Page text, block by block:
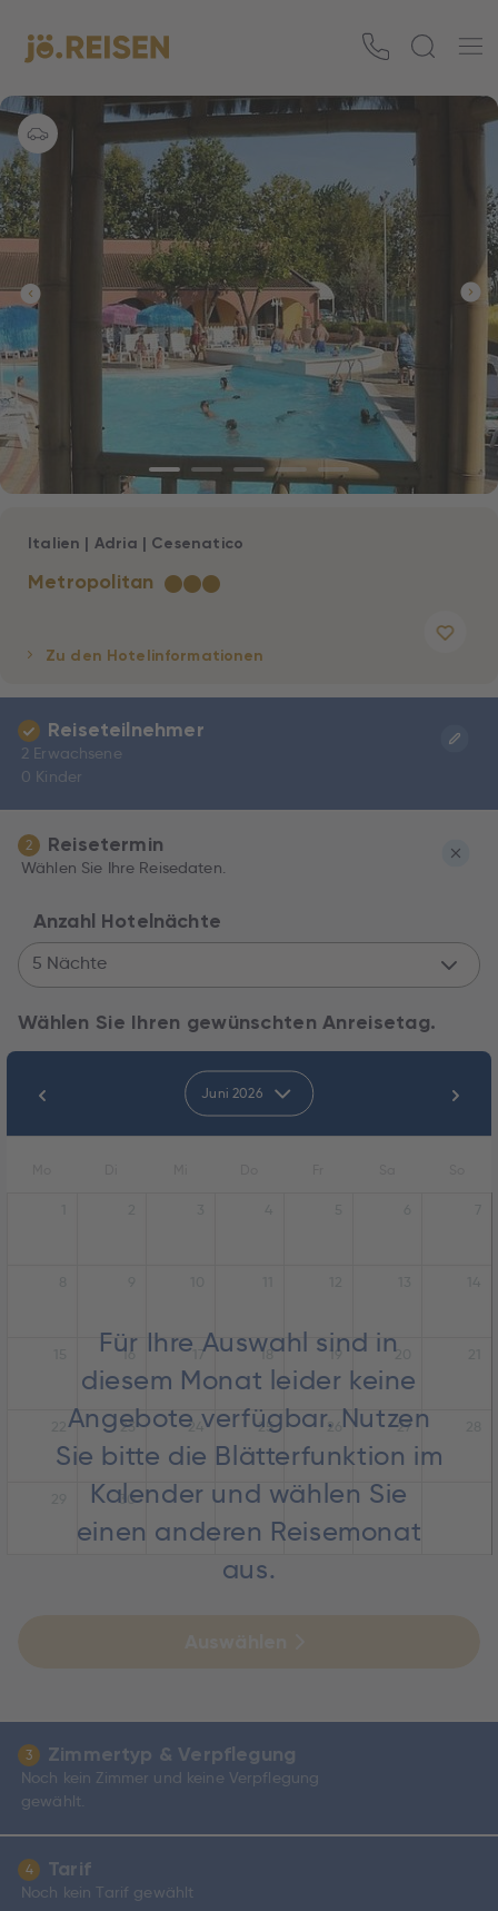
Metropolitan ★★★
Italien | Adria | Cesenatico
Zu den Hotelinformationen
Reiseteilnehmer
2 Erwachsene
0 Kinder
2 Reisetermin
Wählen Sie Ihre Reisedaten.
Anzahl Hotelnächte
5 Nächte
Wählen Sie Ihren gewünschten Anreisetag.
Juni 2026
Für Ihre Auswahl sind in
diesem Monat leider keine
Angebote verfügbar. Nutzen
Sie bitte die Blätterfunktion im
Kalender und wählen Sie
einen anderen Reisemonat
aus.
16 17 18 19 20
23 24 25 26 27
30
3 Zimmertyp & Verpflegung
Noch kein Zimmer und keine Verpflegung
gewählt.
4 Tarif
Noch kein Tarif gewählt